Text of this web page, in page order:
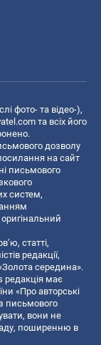
фото- та відео-),
та всіх його
дозволу
на сайт
письмового
систем,
статті,
редакції,
середина».
редакція має
«Про авторські
письмового
вони не
поширенню в